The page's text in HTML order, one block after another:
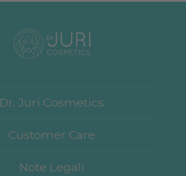
Dr. Juri Cosmetics
Customer Care
Note Legali